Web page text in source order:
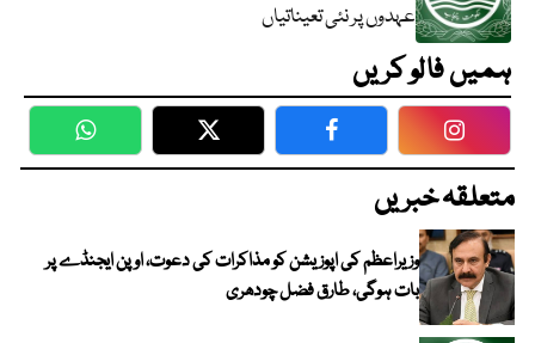
عہدوں پر نئی تعیناتیاں
ہمیں فالو کریں
WhatsApp Twitter Facebook
متعلقہ خبریں
وزیراعظم کی اپوزیشن کو مذاکرات کی دعوت، اوپن ایجنڈے پر
بات ہوگی، طارق فضل چودھری